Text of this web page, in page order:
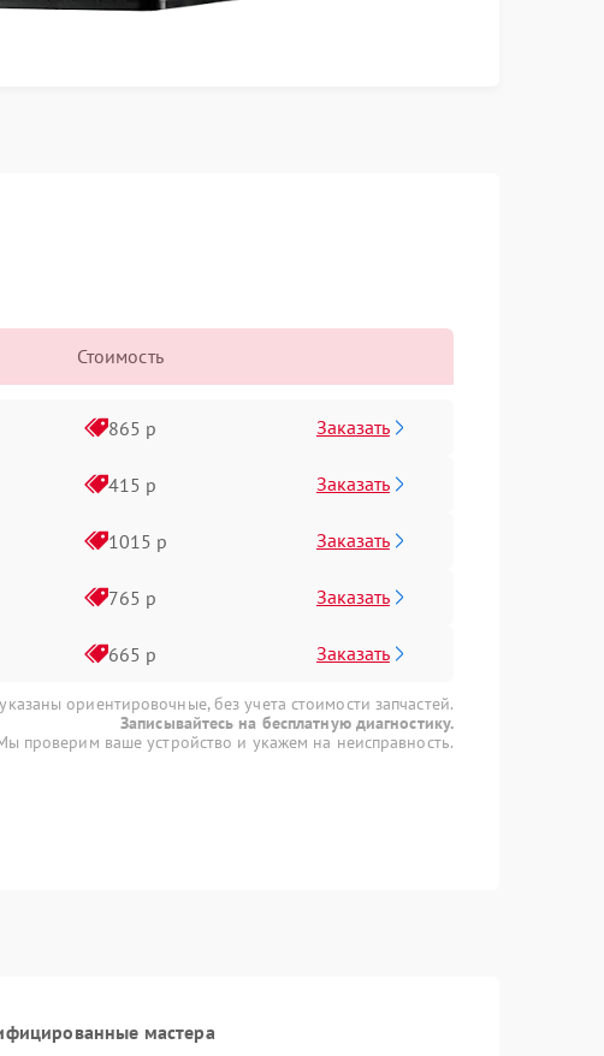
Стоимость
865 р Заказать
415 р Заказать
1015 р Заказать
765 р Заказать
665 р Заказать
ориентировочные, без учета стоимости запчастей.
Записывайтесь на бесплатную диагностику.
проверим ваше устройство и укажем на неисправность.
мастера